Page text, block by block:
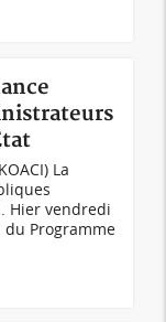
La
Hier vendredi
Programme